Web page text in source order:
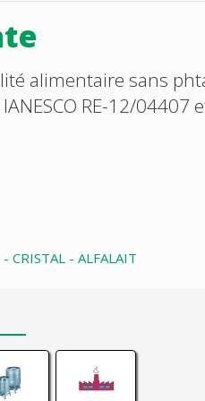
alimentaire sans
RE-12/04407
CRISTAL - ALFALAIT